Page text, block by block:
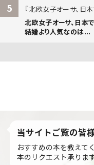
5
北欧女子オーサ、日本
北欧女子オーサ、日本
結婚より人気なのは...
当サイトご覧の皆
おすすめの本を教えて
本のリクエスト承りま